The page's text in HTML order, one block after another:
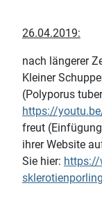
26.04.2019:
nach längerer
Kleiner
(Polyporus
https://
freut
ihrer Website
Sie hier: https://